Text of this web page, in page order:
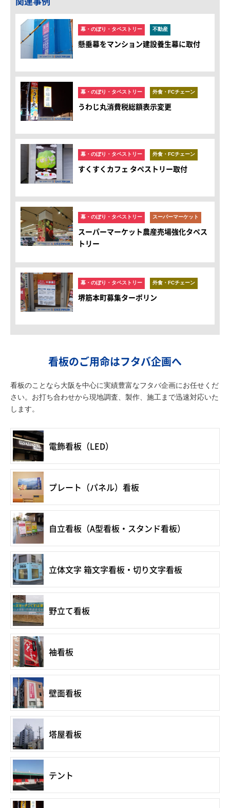
幕・のぼり・タペストリー 不動産
懸垂幕をマンション建設養生幕に取付
幕・のぼり・タペストリー 外食・FCチェーン
うわじ丸消費税総額表示変更
幕・のぼり・タペストリー 外食・FCチェーン
すくすくカフェ タペストリー取付
幕・のぼり・タペストリー スーパーマーケット
スーパーマーケット農産売場強化タペス
トリー
幕・のぼり・タペストリー 外食・FCチェーン
堺筋本町募集ターポリン
看板のご用命はフタバ企画へ
看板のことなら大阪を中心に実績豊富なフタバ企画にお任せくだ
さい。お打ち合わせから現地調査、製作、施工まで迅速対応いた
します。
電飾看板（LED）
プレート（パネル）看板
自立看板（A型看板・スタンド看板）
立体文字 箱文字看板・切り文字看板
野立て看板
袖看板
壁面看板
塔屋看板
テント